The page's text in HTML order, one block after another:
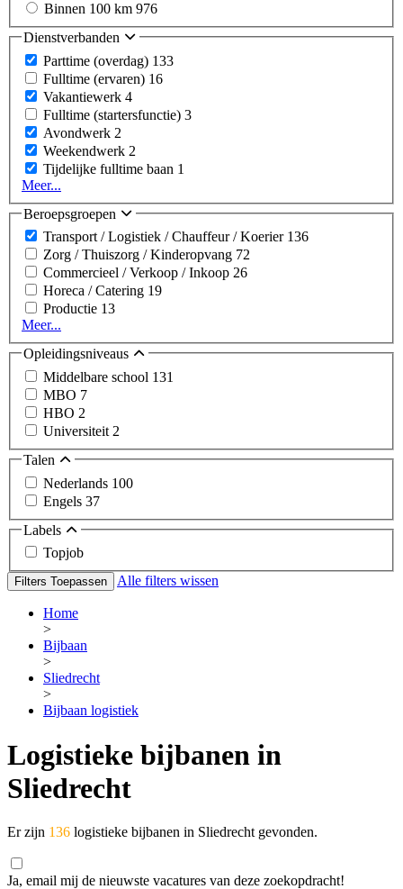
Binnen 100 km 976
Dienstverbanden
Parttime (overdag) 133
Fulltime (ervaren) 16
Vakantiewerk 4
Fulltime (startersfunctie) 3
Avondwerk 2
Weekendwerk 2
Tijdelijke fulltime baan 1
Meer...
Beroepsgroepen
Transport / Logistiek / Chauffeur / Koerier 136
Zorg / Thuiszorg / Kinderopvang 72
Commercieel / Verkoop / Inkoop 26
Horeca / Catering 19
Productie 13
Meer...
Opleidingsniveaus
Middelbare school 131
MBO 7
HBO 2
Universiteit 2
Talen
Nederlands 100
Engels 37
Labels
Topjob
Filters Toepassen Alle filters wissen
Home
>
Bijbaan
>
Sliedrecht
>
Bijbaan logistiek
Logistieke bijbanen in
Sliedrecht
Er zijn 136 logistieke bijbanen in Sliedrecht gevonden.
Ja, email mij de nieuwste vacatures van deze zoekopdracht!